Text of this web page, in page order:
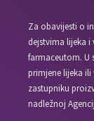
Za obavijesti o
dejstvima lijeka i
farmaceutom. U
primjene lijeka
zastupniku
nadležnoj